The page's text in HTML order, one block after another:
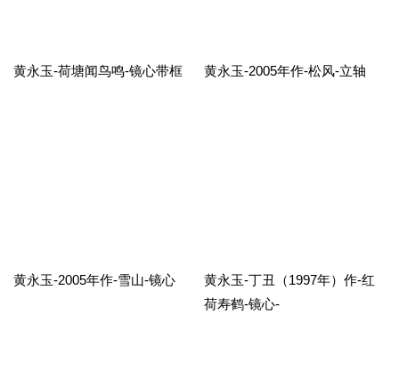
黄永玉-荷塘闻鸟鸣-镜心带框 黄永玉-2005年作-松风-立轴
黄永玉-2005年作-雪山-镜心
黄永玉-丁丑（1997年）作-红
荷寿鹤-镜心-